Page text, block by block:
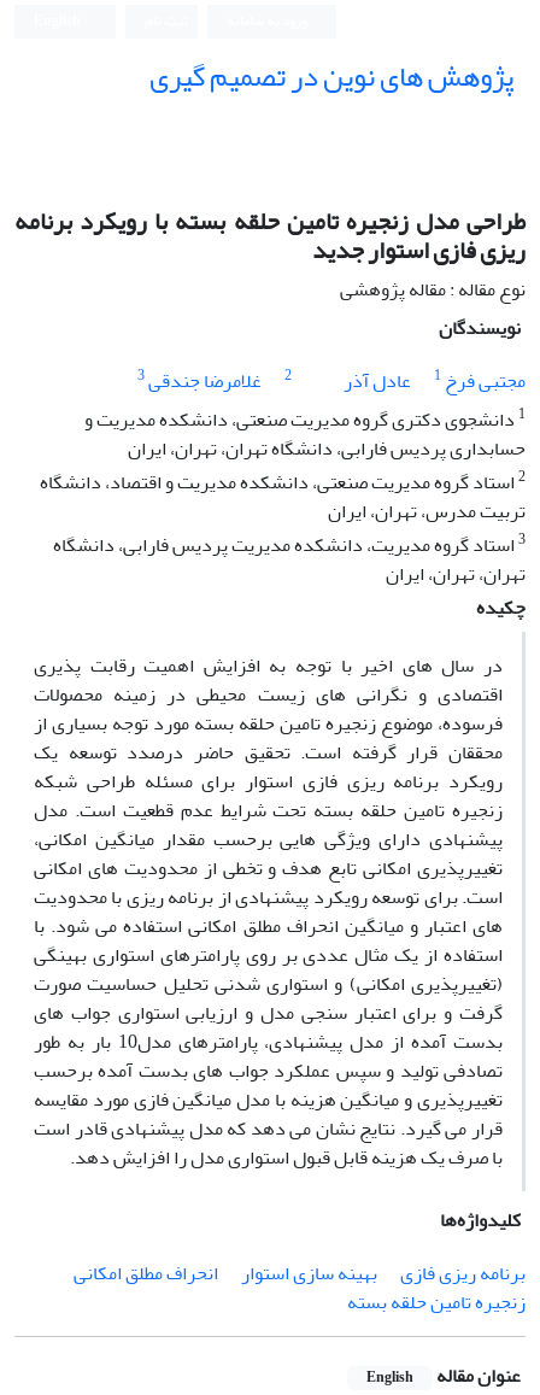
پژوهش های نوین در تصمیم گیری
طراحی مدل زنجیره تامین حلقه بسته با رویکرد برنامه
ریزی فازی استوار جدید
نوع مقاله : مقاله پژوهشی
نویسندگان
مجتبی فرخ 1 عادل آذر 2 غلامرضا جندقی3
1 دانشجوی دکتری گروه مدیریت صنعتی، دانشکده مدیریت و
حسابداری پردیس فارابی، دانشگاه تهران، تهران، ایران
2استاد گروه مدیریت صنعتی، دانشکده مدیریت و اقتصاد، دانشگاه
تربیت مدرس، تهران، ایران
3استاد گروه مدیریت، دانشکده مدیریت پردیس فارابی، دانشگاه
تهران، تهران، ایران
چکیده
در سال های اخیر با توجه به افزایش اهمیت رقابت ‌پذیری
اقتصادی و نگرانی ‌های زیست محیطی در زمینه محصولات
فرسوده، موضوع زنجیره تامین حلقه بسته مورد توجه بسیاری از
محققان قرار گرفته است. تحقیق حاضر درصدد توسعه یک
رویکرد برنامه ریزی فازی استوار برای مسئله طراحی شبکه
زنجیره تامین حلقه بسته تحت شرایط عدم قطعیت است. مدل
پیشنهادی دارای ویژگی هایی برحسب مقدار میانگین امکانی،
تغییرپذیری امکانی تابع هدف و تخطی از محدودیت های امکانی
است. برای توسعه رویکرد پیشنهادی از برنامه ریزی با محدودیت
های اعتبار و میانگین انحراف مطلق امکانی استفاده می شود. با
استفاده از یک مثال عددی بر روی پارامترهای استواری بهینگی
(تغییرپذیری امکانی) و استواری شدنی تحلیل حساسیت صورت
گرفت و برای اعتبار سنجی مدل و ارزیابی استواری جواب های
بدست آمده از مدل پیشنهادی، پارامترهای مدل10 بار به طور
تصادفی تولید و سپس عملکرد جواب های بدست آمده برحسب
تغییرپذیری و میانگین هزینه با مدل میانگین فازی مورد مقایسه
قرار می گیرد. نتایج نشان می دهد که مدل پیشنهادی قادر است
با صرف یک هزینه قابل قبول استواری مدل را افزایش دهد.
کلیدواژه‌ها
برنامه ریزی فازی
بهینه سازی استوار
انحراف مطلق امکانی
زنجیره تامین حلقه بسته
عنوان مقاله English